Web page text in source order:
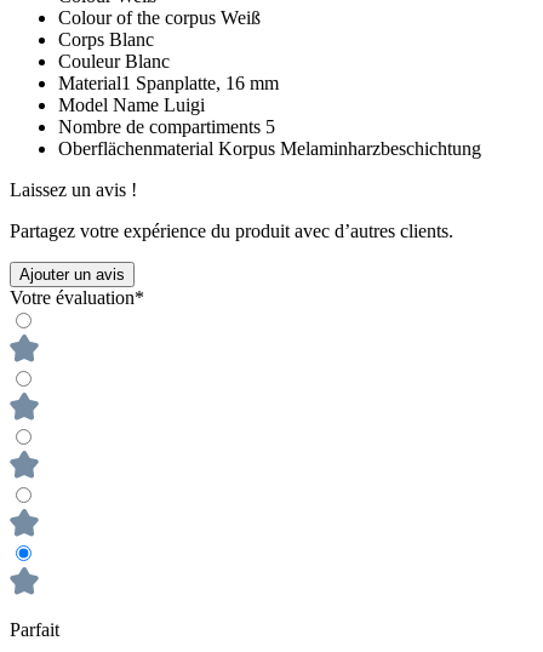
Colour of the corpus Weiß
Corps Blanc
Couleur Blanc
Material1 Spanplatte, 16 mm
Model Name Luigi
Nombre de compartiments 5
Oberflächenmaterial Korpus Melaminharzbeschichtung
Laissez un avis !
Partagez votre expérience du produit avec d’autres clients.
Ajouter un avis
Votre évaluation*
Parfait